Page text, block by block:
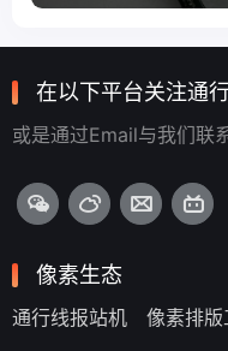
在以下平台关注通
或是通过Email与我们联
像素生态
通行线报站机 像素排版